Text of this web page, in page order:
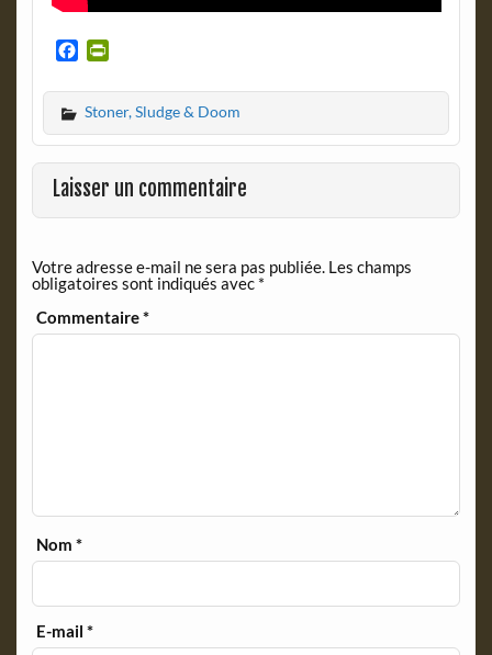
c
e
b
o
o
k
i
n
t
F
r
e
d
l
y
Stoner, Sludge & Doom
Laisser un commentaire
Votre adresse e-mail ne sera pas publiée. Les champs
obligatoires sont indiqués avec *
Commentaire*
Nom*
E-mail*